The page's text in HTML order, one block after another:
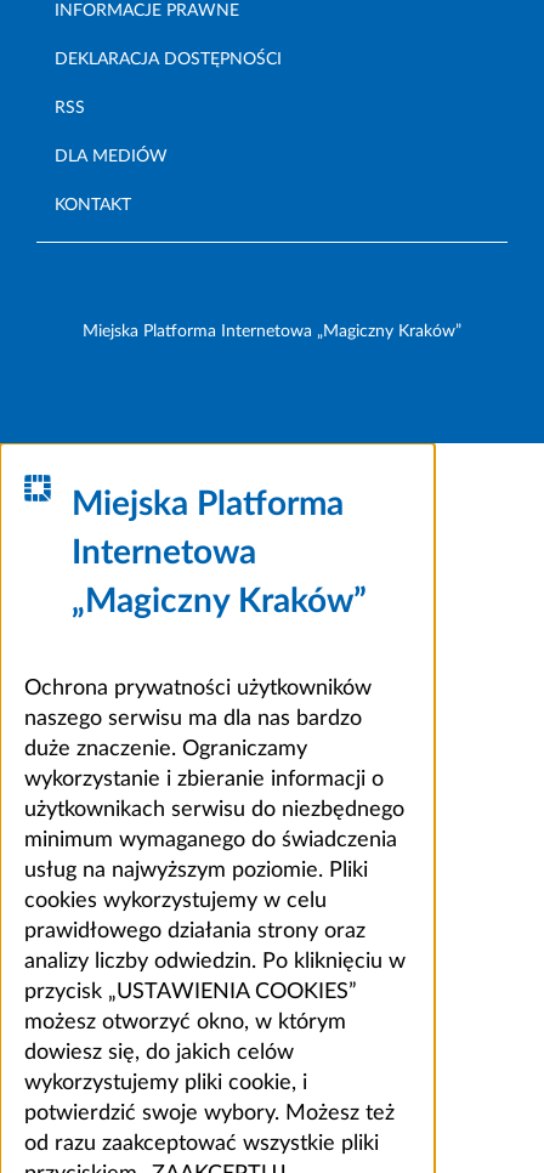
INFORMACJE PRAWNE
DEKLARACJA DOSTĘPNOŚCI
RSS
DLA MEDIÓW
KONTAKT
Miejska Platforma Internetowa „Magiczny Kraków”
Miejska Platforma
Internetowa
„Magiczny Kraków”
Ochrona prywatności użytkowników
naszego serwisu ma dla nas bardzo
duże znaczenie. Ograniczamy
wykorzystanie i zbieranie informacji o
użytkownikach serwisu do niezbędnego
minimum wymaganego do świadczenia
usług na najwyższym poziomie. Pliki
cookies wykorzystujemy w celu
prawidłowego działania strony oraz
analizy liczby odwiedzin. Po kliknięciu w
przycisk „USTAWIENIA COOKIES”
możesz otworzyć okno, w którym
dowiesz się, do jakich celów
wykorzystujemy pliki cookie, i
potwierdzić swoje wybory. Możesz też
od razu zaakceptować wszystkie pliki